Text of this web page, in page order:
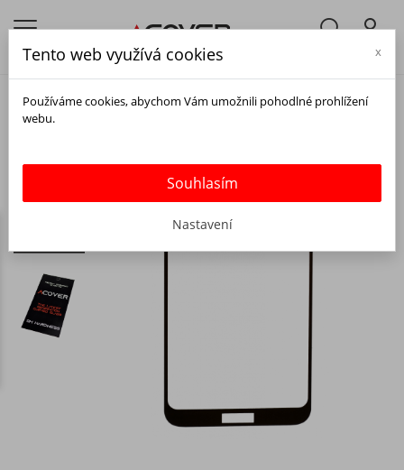
Tento web využívá cookies x
Používáme cookies, abychom Vám umožnili pohodlné prohlížení
webu.
Souhlasím
Nastavení